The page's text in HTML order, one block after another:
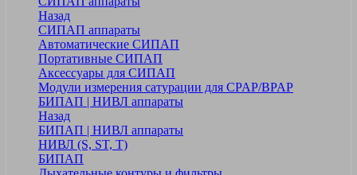
Назад
СИПАП аппараты
Автоматические СИПАП
Портативные СИПАП
Аксессуары для СИПАП
Модули измерения сатурации для CPAP/BPAP
БИПАП | НИВЛ аппараты
Назад
БИПАП | НИВЛ аппараты
НИВЛ (S, ST, T)
БИПАП